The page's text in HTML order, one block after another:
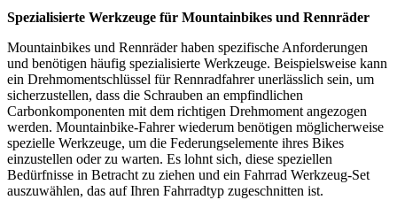
Spezialisierte Werkzeuge für Mountainbikes und Rennräder
Mountainbikes und Rennräder haben spezifische Anforderungen
und benötigen häufig spezialisierte Werkzeuge. Beispielsweise kann
ein Drehmomentschlüssel für Rennradfahrer unerlässlich sein, um
sicherzustellen, dass die Schrauben an empfindlichen
Carbonkomponenten mit dem richtigen Drehmoment angezogen
werden. Mountainbike-Fahrer wiederum benötigen möglicherweise
spezielle Werkzeuge, um die Federungselemente ihres Bikes
einzustellen oder zu warten. Es lohnt sich, diese speziellen
Bedürfnisse in Betracht zu ziehen und ein Fahrrad Werkzeug-Set
auszuwählen, das auf Ihren Fahrradtyp zugeschnitten ist.